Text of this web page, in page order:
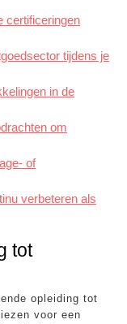
certificeringen
tijdens je
in de
om
of
verbeteren als
tot
opleiding tot
voor een